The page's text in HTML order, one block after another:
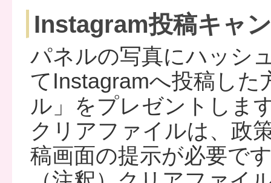
Instagram投稿キャ
パネルの写真にハッシ
てInstagramへ投稿し
ル」をプレゼントしま
クリアファイルは、政
稿画面の提示が必要で